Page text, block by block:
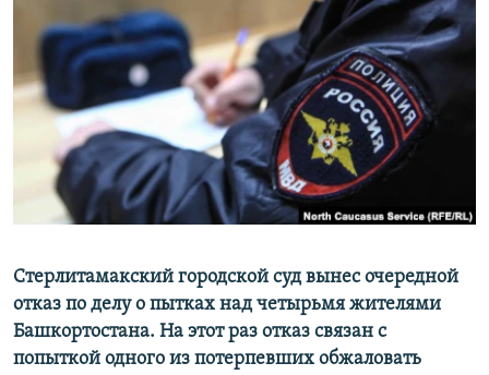
РАСПИСАНИЕ ВЕЩАНИЯ
ПОДПИШИТЕСЬ НА РАССЫЛКУ
СОЦИАЛЬНЫЕ СЕТИ
Все сайты РСЕ/РС
Стерлитамакский городской суд вынес очередной
отказ по делу о пытках над четырьмя жителями
Башкортостана. На этот раз отказ связан с
попыткой одного из потерпевших обжаловать